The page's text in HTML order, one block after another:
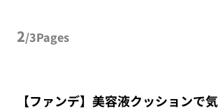
2/3Pages
【ファンデ】美容液クッションで